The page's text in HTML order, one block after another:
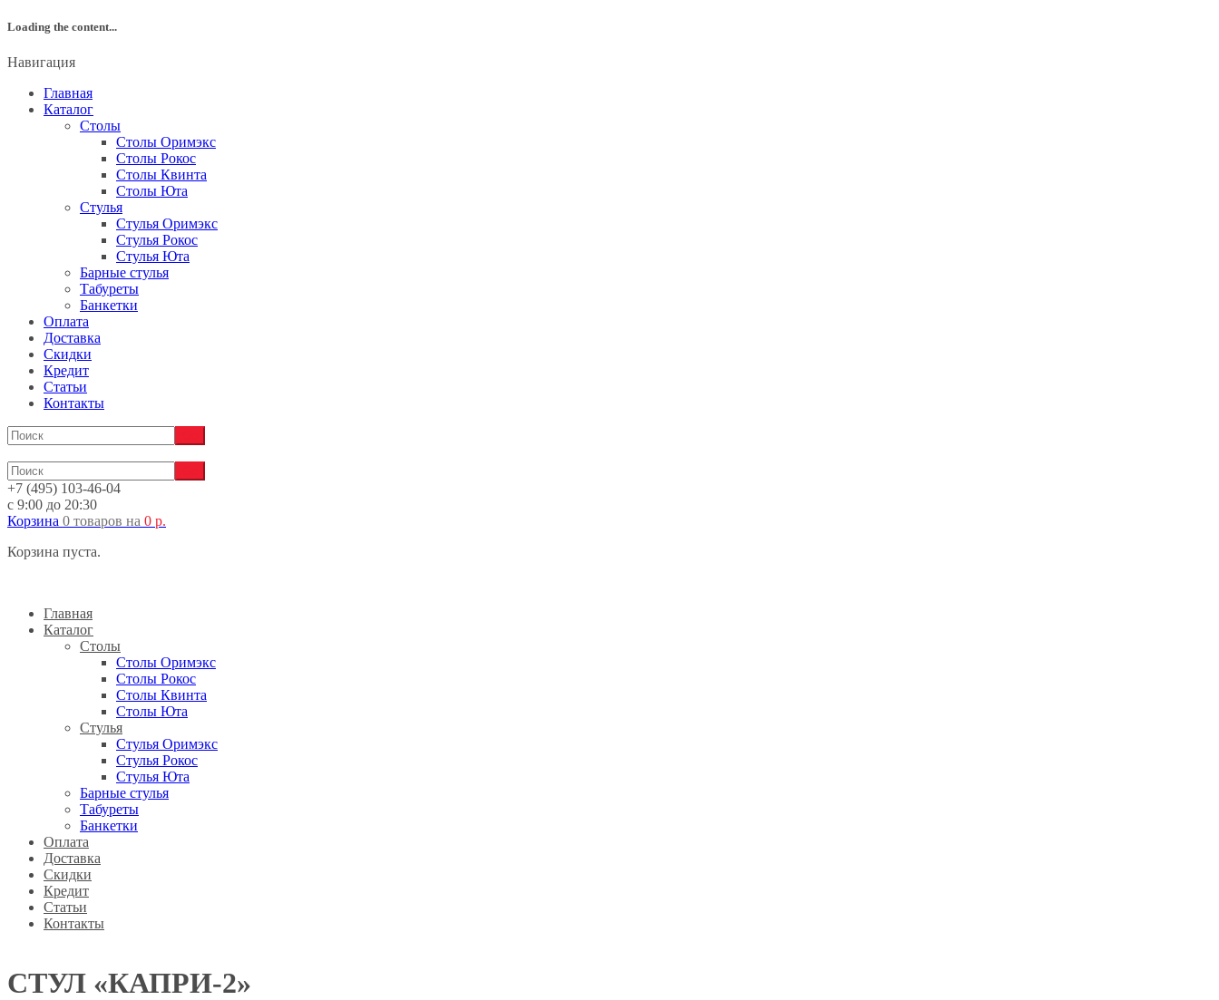
Loading the content...
Навигация
Главная
Каталог
Столы
Столы Оримэкс
Столы Рокос
Столы Квинта
Столы Юта
Стулья
Стулья Оримэкс
Стулья Рокос
Стулья Юта
Барные стулья
Табуреты
Банкетки
Оплата
Доставка
Скидки
Кредит
Статьи
Контакты
+7 (495) 103-46-04
с 9:00 до 20:30
Корзина 0 товаров на 0 р.
Корзина пуста.
Главная
Каталог
Столы
Столы Оримэкс
Столы Рокос
Столы Квинта
Столы Юта
Стулья
Стулья Оримэкс
Стулья Рокос
Стулья Юта
Барные стулья
Табуреты
Банкетки
Оплата
Доставка
Скидки
Кредит
Статьи
Контакты
СТУЛ «КАПРИ-2»